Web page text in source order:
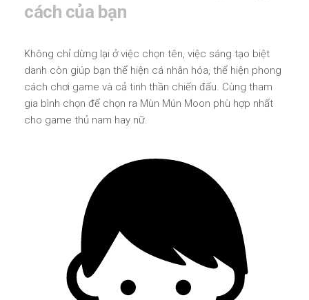
cách của bạn
Không chỉ dừng lại ở việc chọn tên, việc sáng tạo biệt
danh còn giúp bạn thể hiện cá nhân hóa, thể hiện phong
cách chơi game và cả tinh thần chiến đấu. Cùng tham
gia bình chọn để chọn ra Mùn Mún Moon phù hợp nhất
cho game thủ nam hay nữ.